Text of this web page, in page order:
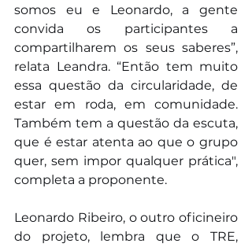
somos eu e Leonardo, a gente
convida os participantes a
compartilharem os seus saberes”,
relata Leandra. “Então tem muito
essa questão da circularidade, de
estar em roda, em comunidade.
Também tem a questão da escuta,
que é estar atenta ao que o grupo
quer, sem impor qualquer prática",
completa a proponente.
Leonardo Ribeiro, o outro oficineiro
do projeto, lembra que o TRE,